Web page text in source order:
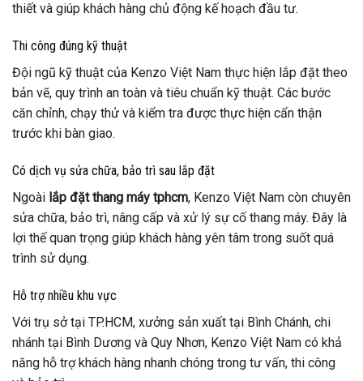
thiết và giúp khách hàng chủ động kế hoạch đầu tư.
Thi công đúng kỹ thuật
Đội ngũ kỹ thuật của Kenzo Việt Nam thực hiện lắp đặt theo
bản vẽ, quy trình an toàn và tiêu chuẩn kỹ thuật. Các bước
căn chỉnh, chạy thử và kiểm tra được thực hiện cẩn thận
trước khi bàn giao.
Có dịch vụ sửa chữa, bảo trì sau lắp đặt
Ngoài lắp đặt thang máy tphcm, Kenzo Việt Nam còn chuyên
sửa chữa, bảo trì, nâng cấp và xử lý sự cố thang máy. Đây là
lợi thế quan trọng giúp khách hàng yên tâm trong suốt quá
trình sử dụng.
Hỗ trợ nhiều khu vực
Với trụ sở tại TP.HCM, xưởng sản xuất tại Bình Chánh, chi
nhánh tại Bình Dương và Quy Nhơn, Kenzo Việt Nam có khả
năng hỗ trợ khách hàng nhanh chóng trong tư vấn, thi công